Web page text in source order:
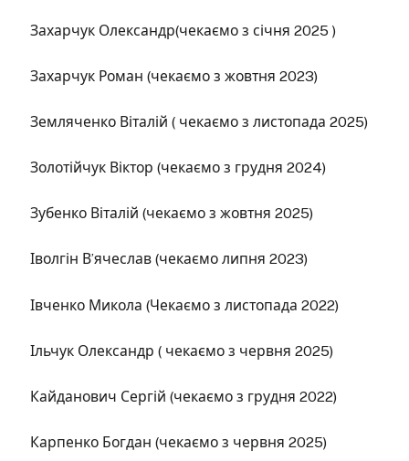
Захарчук Олександр(чекаємо з січня 2025 )
Захарчук Роман (чекаємо з жовтня 2023)
Земляченко Віталій ( чекаємо з листопада 2025)
Золотійчук Віктор (чекаємо з грудня 2024)
Зубенко Віталій (чекаємо з жовтня 2025)
Іволгін В’ячеслав (чекаємо липня 2023)
Івченко Микола (Чекаємо з листопада 2022)
Ільчук Олександр ( чекаємо з червня 2025)
Кайданович Сергій (чекаємо з грудня 2022)
Карпенко Богдан (чекаємо з червня 2025)